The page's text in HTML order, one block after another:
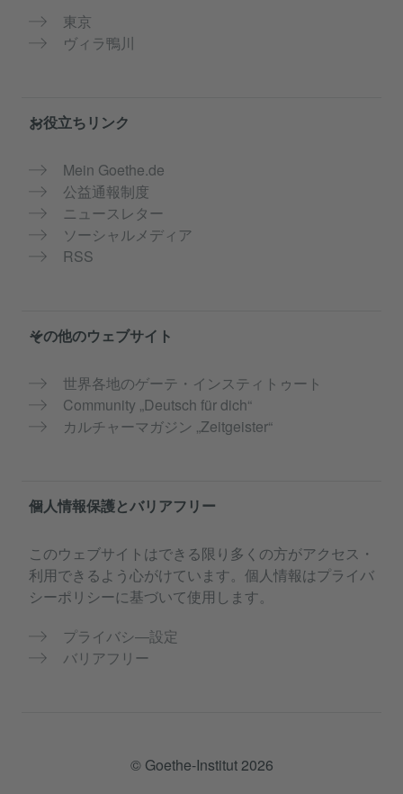
東京
ヴィラ鴨川
お役立ちリンク
Mein Goethe.de
公益通報制度
ニュースレター
ソーシャルメディア
RSS
その他のウェブサイト
世界各地のゲーテ・インスティトゥート
Community „Deutsch für dich“
カルチャーマガジン „Zeitgeister“
個人情報保護とバリアフリー
このウェブサイトはできる限り多くの方がアクセス・
利用できるよう心がけています。個人情報はプライバ
シーポリシーに基づいて使用します。
プライバシ―設定
バリアフリー
© Goethe-Institut 2026